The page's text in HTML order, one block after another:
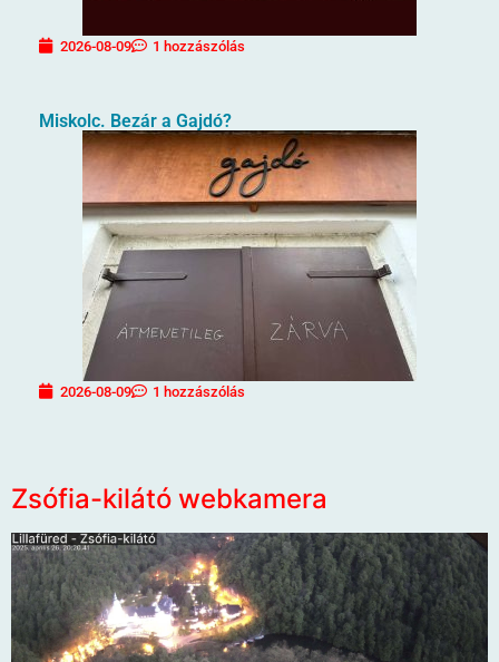
2026-08-09 1 hozzászólás
Miskolc. Bezár a Gajdó?
2026-08-09 1 hozzászólás
Zsófia-kilátó webkamera